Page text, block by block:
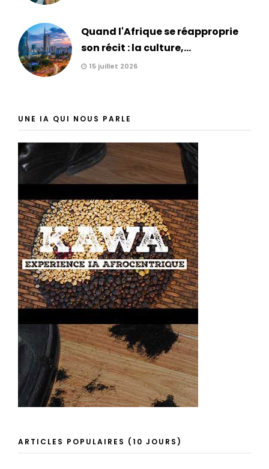
Quand l'Afrique se réapproprie
son récit : la culture,...
15 juillet 2026
UNE IA QUI NOUS PARLE
ARTICLES POPULAIRES (10 JOURS)